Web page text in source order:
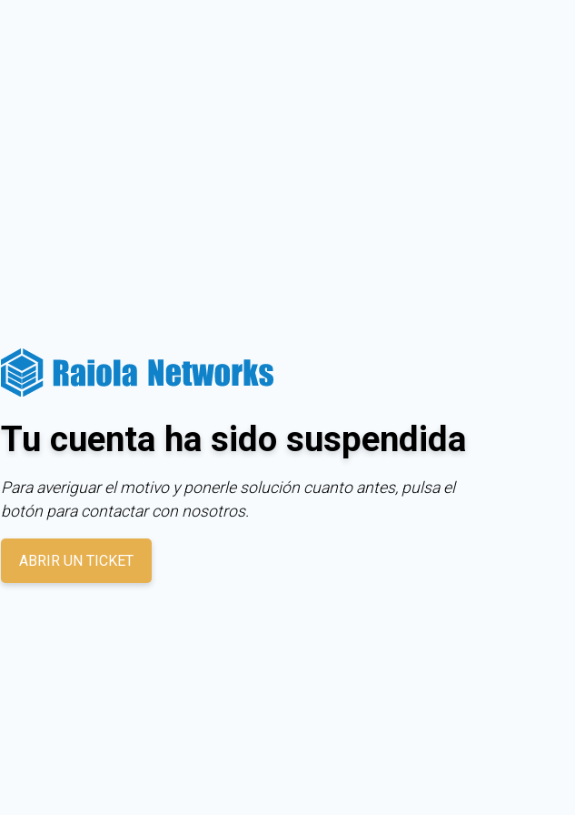
Tu cuenta ha sido suspendida
Para averiguar el motivo y ponerle solución cuanto antes, pulsa el
botón para contactar con nosotros.
ABRIR UN TICKET